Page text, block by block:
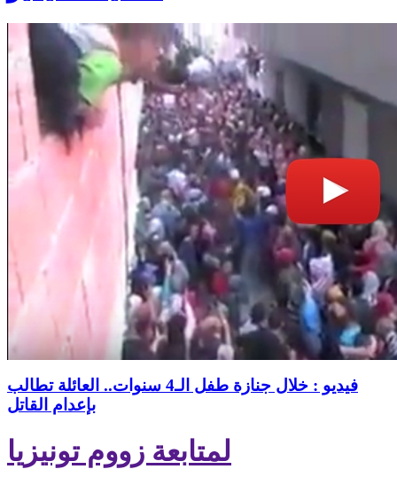
فيديو : خلال جنازة طفل الـ4 سنوات.. العائلة تطالب
بإعدام القاتل
لمتابعة زووم تونيزيا